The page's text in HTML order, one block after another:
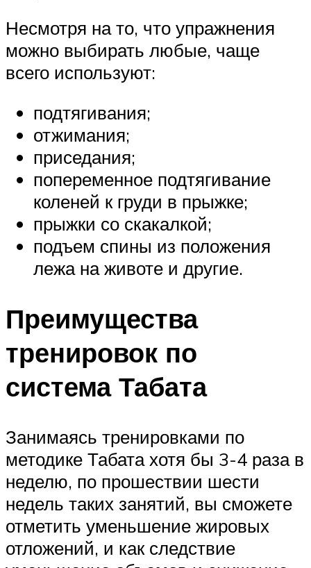
Несмотря на то, что упражнения
можно выбирать любые, чаще
всего используют:
подтягивания;
отжимания;
приседания;
попеременное подтягивание
коленей к груди в прыжке;
прыжки со скакалкой;
подъем спины из положения
лежа на животе и другие.
Преимущества
тренировок по
система Табата
Занимаясь тренировками по
методике Табата хотя бы 3-4 раза в
неделю, по прошествии шести
недель таких занятий, вы сможете
отметить уменьшение жировых
отложений, и как следствие